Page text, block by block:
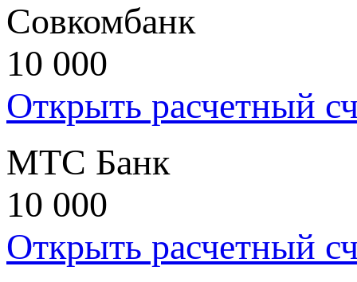
Совкомбанк
10 000
Открыть расчетный
МТС Банк
10 000
Открыть расчетный